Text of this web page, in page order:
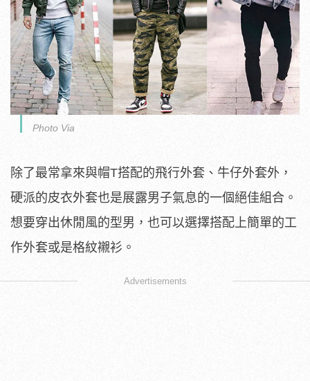
Photo Via
除了最常拿來與帽T搭配的飛行外套、牛仔外套外，
硬派的皮衣外套也是展露男子氣息的一個絕佳組合。
想要穿出休閒風的型男，也可以選擇搭配上簡單的工
作外套或是格紋襯衫。
Advertisements